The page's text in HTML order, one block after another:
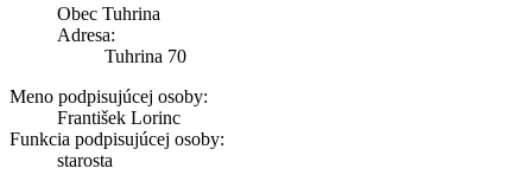
Obec Tuhrina
Adresa:
Tuhrina 70
Meno podpisujúcej osoby:
František Lorinc
Funkcia podpisujúcej osoby:
starosta